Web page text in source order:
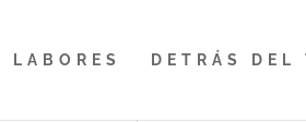
LABORES DETRÁS DEL